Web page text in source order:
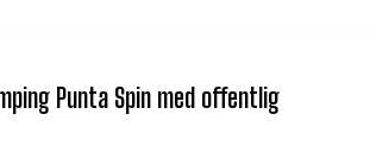
Punta Spin med offentlig